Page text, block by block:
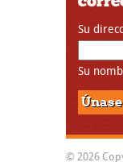
Su
Su
© 2026